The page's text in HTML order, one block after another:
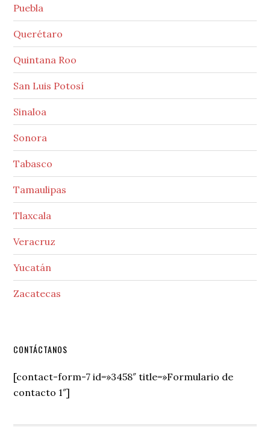
Puebla
Querétaro
Quintana Roo
San Luis Potosí
Sinaloa
Sonora
Tabasco
Tamaulipas
Tlaxcala
Veracruz
Yucatán
Zacatecas
Secondary
Sidebar
CONTÁCTANOS
[contact-form-7 id=»3458″ title=»Formulario de
contacto 1″]